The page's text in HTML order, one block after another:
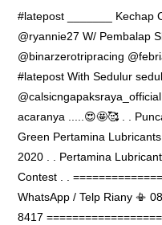
#latepost _______ Kechap
@ryannie27 W/ Pembalap
@binarzerotripracing
#latepost With Sedulur
acaranya .....😍🤩🥰 . .
Green Pertamina
2020 . . Pertamina
Contest . .
WhatsApp / Telp Riany 📳
8417